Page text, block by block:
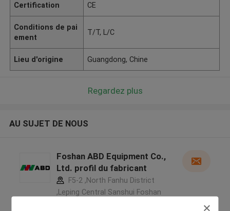
Certification CE
Conditions de pai
ement
T/T, L/C
Lieu d'origine Guangdong, Chine
Regardez plus
AU SUJET DE NOUS
Foshan ABD Equipment Co.,
Ltd. profil du fabricant
F5-2 ,North Fanhu District
,Leping Central Sanshui Foshan